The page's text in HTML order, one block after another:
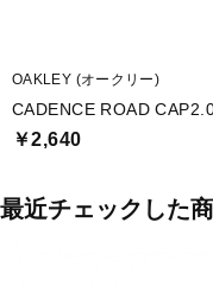
OAKLEY (オークリー)
CADENCE ROAD
￥2,640
最近チェックした